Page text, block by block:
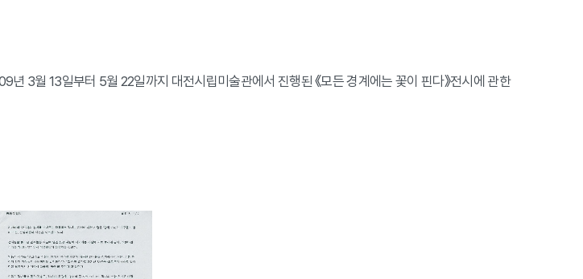
3월 13일부터 5월 22일까지 대전시립미술관에서 진행된 《모든 경계에는 꽃이 핀다》전시에 관한